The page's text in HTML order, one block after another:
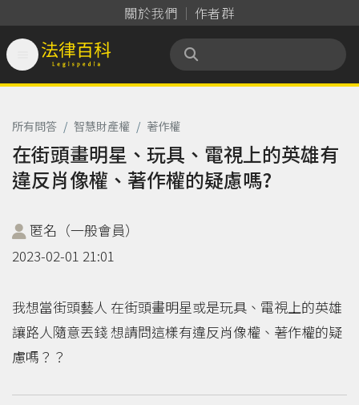
關於我們 作者群
法律百科 Legispedia
所有問答 / 智慧財產權 / 著作權
在街頭畫明星、玩具、電視上的英雄有
違反肖像權、著作權的疑慮嗎?
匿名（一般會員）
2023-02-01 21:01
我想當街頭藝人 在街頭畫明星或是玩具、電視上的英雄
讓路人隨意丟錢 想請問這樣有違反肖像權、著作權的疑
慮嗎？？